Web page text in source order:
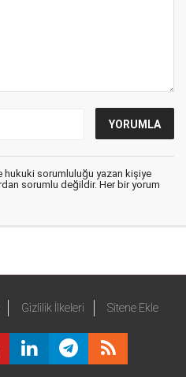
hukuki sorumluluğu yazan kişiye
sorumlu değildir. Her bir yorum
Gizlilik İlkeleri Sitene Ekle